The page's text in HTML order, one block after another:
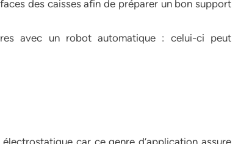
des caisses afin de préparer un bon support
avec un robot automatique : celui-ci peut
car ce genre d’application assure